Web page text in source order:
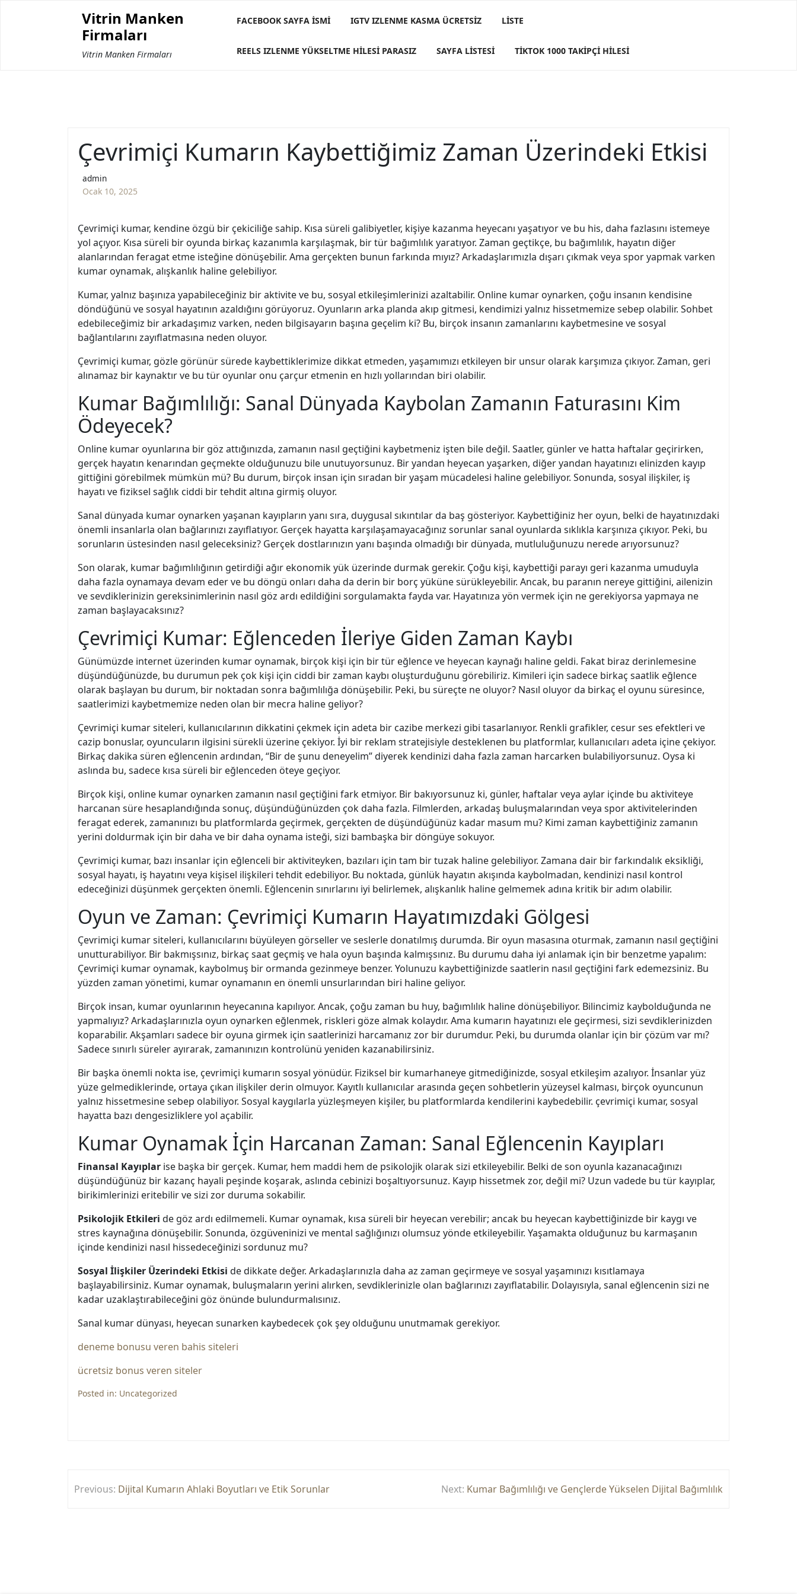
Vitrin Manken
Firmaları
Vitrin Manken Firmaları
FACEBOOK SAYFA İSMI IGTV IZLENME KASMA ÜCRETSIZ LISTE
REELS IZLENME YÜKSELTME HILESI PARASIZ SAYFA LISTESI TIKTOK 1000 TAKIPÇI HILESI
Çevrimiçi Kumarın Kaybettiğimiz Zaman Üzerindeki Etkisi
admin
Ocak 10, 2025
Çevrimiçi kumar, kendine özgü bir çekiciliğe sahip. Kısa süreli galibiyetler, kişiye kazanma heyecanı yaşatıyor ve bu his, daha fazlasını istemeye
yol açıyor. Kısa süreli bir oyunda birkaç kazanımla karşılaşmak, bir tür bağımlılık yaratıyor. Zaman geçtikçe, bu bağımlılık, hayatın diğer
alanlarından feragat etme isteğine dönüşebilir. Ama gerçekten bunun farkında mıyız? Arkadaşlarımızla dışarı çıkmak veya spor yapmak varken
kumar oynamak, alışkanlık haline gelebiliyor.
Kumar, yalnız başınıza yapabileceğiniz bir aktivite ve bu, sosyal etkileşimlerinizi azaltabilir. Online kumar oynarken, çoğu insanın kendisine
döndüğünü ve sosyal hayatının azaldığını görüyoruz. Oyunların arka planda akıp gitmesi, kendimizi yalnız hissetmemize sebep olabilir. Sohbet
edebileceğimiz bir arkadaşımız varken, neden bilgisayarın başına geçelim ki? Bu, birçok insanın zamanlarını kaybetmesine ve sosyal
bağlantılarını zayıflatmasına neden oluyor.
Çevrimiçi kumar, gözle görünür sürede kaybettiklerimize dikkat etmeden, yaşamımızı etkileyen bir unsur olarak karşımıza çıkıyor. Zaman, geri
alınamaz bir kaynaktır ve bu tür oyunlar onu çarçur etmenin en hızlı yollarından biri olabilir.
Kumar Bağımlılığı: Sanal Dünyada Kaybolan Zamanın Faturasını Kim
Ödeyecek?
Online kumar oyunlarına bir göz attığınızda, zamanın nasıl geçtiğini kaybetmeniz işten bile değil. Saatler, günler ve hatta haftalar geçirirken,
gerçek hayatın kenarından geçmekte olduğunuzu bile unutuyorsunuz. Bir yandan heyecan yaşarken, diğer yandan hayatınızı elinizden kayıp
gittiğini görebilmek mümkün mü? Bu durum, birçok insan için sıradan bir yaşam mücadelesi haline gelebiliyor. Sonunda, sosyal ilişkiler, iş
hayatı ve fiziksel sağlık ciddi bir tehdit altına girmiş oluyor.
Sanal dünyada kumar oynarken yaşanan kayıpların yanı sıra, duygusal sıkıntılar da baş gösteriyor. Kaybettiğiniz her oyun, belki de hayatınızdaki
önemli insanlarla olan bağlarınızı zayıflatıyor. Gerçek hayatta karşılaşamayacağınız sorunlar sanal oyunlarda sıklıkla karşınıza çıkıyor. Peki, bu
sorunların üstesinden nasıl geleceksiniz? Gerçek dostlarınızın yanı başında olmadığı bir dünyada, mutluluğunuzu nerede arıyorsunuz?
Son olarak, kumar bağımlılığının getirdiği ağır ekonomik yük üzerinde durmak gerekir. Çoğu kişi, kaybettiği parayı geri kazanma umuduyla
daha fazla oynamaya devam eder ve bu döngü onları daha da derin bir borç yüküne sürükleyebilir. Ancak, bu paranın nereye gittiğini, ailenizin
ve sevdiklerinizin gereksinimlerinin nasıl göz ardı edildiğini sorgulamakta fayda var. Hayatınıza yön vermek için ne gerekiyorsa yapmaya ne
zaman başlayacaksınız?
Çevrimiçi Kumar: Eğlenceden İleriye Giden Zaman Kaybı
Günümüzde internet üzerinden kumar oynamak, birçok kişi için bir tür eğlence ve heyecan kaynağı haline geldi. Fakat biraz derinlemesine
düşündüğünüzde, bu durumun pek çok kişi için ciddi bir zaman kaybı oluşturduğunu görebiliriz. Kimileri için sadece birkaç saatlik eğlence
olarak başlayan bu durum, bir noktadan sonra bağımlılığa dönüşebilir. Peki, bu süreçte ne oluyor? Nasıl oluyor da birkaç el oyunu süresince,
saatlerimizi kaybetmemize neden olan bir mecra haline geliyor?
Çevrimiçi kumar siteleri, kullanıcılarının dikkatini çekmek için adeta bir cazibe merkezi gibi tasarlanıyor. Renkli grafikler, cesur ses efektleri ve
cazip bonuslar, oyuncuların ilgisini sürekli üzerine çekiyor. İyi bir reklam stratejisiyle desteklenen bu platformlar, kullanıcıları adeta içine çekiyor.
Birkaç dakika süren eğlencenin ardından, “Bir de şunu deneyelim” diyerek kendinizi daha fazla zaman harcarken bulabiliyorsunuz. Oysa ki
aslında bu, sadece kısa süreli bir eğlenceden öteye geçiyor.
Birçok kişi, online kumar oynarken zamanın nasıl geçtiğini fark etmiyor. Bir bakıyorsunuz ki, günler, haftalar veya aylar içinde bu aktiviteye
harcanan süre hesaplandığında sonuç, düşündüğünüzden çok daha fazla. Filmlerden, arkadaş buluşmalarından veya spor aktivitelerinden
feragat ederek, zamanınızı bu platformlarda geçirmek, gerçekten de düşündüğünüz kadar masum mu? Kimi zaman kaybettiğiniz zamanın
yerini doldurmak için bir daha ve bir daha oynama isteği, sizi bambaşka bir döngüye sokuyor.
Çevrimiçi kumar, bazı insanlar için eğlenceli bir aktiviteyken, bazıları için tam bir tuzak haline gelebiliyor. Zamana dair bir farkındalık eksikliği,
sosyal hayatı, iş hayatını veya kişisel ilişkileri tehdit edebiliyor. Bu noktada, günlük hayatın akışında kaybolmadan, kendinizi nasıl kontrol
edeceğinizi düşünmek gerçekten önemli. Eğlencenin sınırlarını iyi belirlemek, alışkanlık haline gelmemek adına kritik bir adım olabilir.
Oyun ve Zaman: Çevrimiçi Kumarın Hayatımızdaki Gölgesi
Çevrimiçi kumar siteleri, kullanıcılarını büyüleyen görseller ve seslerle donatılmış durumda. Bir oyun masasına oturmak, zamanın nasıl geçtiğini
unutturabiliyor. Bir bakmışsınız, birkaç saat geçmiş ve hala oyun başında kalmışsınız. Bu durumu daha iyi anlamak için bir benzetme yapalım:
Çevrimiçi kumar oynamak, kaybolmuş bir ormanda gezinmeye benzer. Yolunuzu kaybettiğinizde saatlerin nasıl geçtiğini fark edemezsiniz. Bu
yüzden zaman yönetimi, kumar oynamanın en önemli unsurlarından biri haline geliyor.
Birçok insan, kumar oyunlarının heyecanına kapılıyor. Ancak, çoğu zaman bu huy, bağımlılık haline dönüşebiliyor. Bilincimiz kaybolduğunda ne
yapmalıyız? Arkadaşlarınızla oyun oynarken eğlenmek, riskleri göze almak kolaydır. Ama kumarın hayatınızı ele geçirmesi, sizi sevdiklerinizden
koparabilir. Akşamları sadece bir oyuna girmek için saatlerinizi harcamanız zor bir durumdur. Peki, bu durumda olanlar için bir çözüm var mı?
Sadece sınırlı süreler ayırarak, zamanınızın kontrolünü yeniden kazanabilirsiniz.
Bir başka önemli nokta ise, çevrimiçi kumarın sosyal yönüdür. Fiziksel bir kumarhaneye gitmediğinizde, sosyal etkileşim azalıyor. İnsanlar yüz
yüze gelmediklerinde, ortaya çıkan ilişkiler derin olmuyor. Kayıtlı kullanıcılar arasında geçen sohbetlerin yüzeysel kalması, birçok oyuncunun
yalnız hissetmesine sebep olabiliyor. Sosyal kaygılarla yüzleşmeyen kişiler, bu platformlarda kendilerini kaybedebilir. çevrimiçi kumar, sosyal
hayatta bazı dengesizliklere yol açabilir.
Kumar Oynamak İçin Harcanan Zaman: Sanal Eğlencenin Kayıpları
Finansal Kayıplar ise başka bir gerçek. Kumar, hem maddi hem de psikolojik olarak sizi etkileyebilir. Belki de son oyunla kazanacağınızı
düşündüğünüz bir kazanç hayali peşinde koşarak, aslında cebinizi boşaltıyorsunuz. Kayıp hissetmek zor, değil mi? Uzun vadede bu tür kayıplar,
birikimlerinizi eritebilir ve sizi zor duruma sokabilir.
Psikolojik Etkileri de göz ardı edilmemeli. Kumar oynamak, kısa süreli bir heyecan verebilir; ancak bu heyecan kaybettiğinizde bir kaygı ve
stres kaynağına dönüşebilir. Sonunda, özgüveninizi ve mental sağlığınızı olumsuz yönde etkileyebilir. Yaşamakta olduğunuz bu karmaşanın
içinde kendinizi nasıl hissedeceğinizi sordunuz mu?
Sosyal İlişkiler Üzerindeki Etkisi de dikkate değer. Arkadaşlarınızla daha az zaman geçirmeye ve sosyal yaşamınızı kısıtlamaya
başlayabilirsiniz. Kumar oynamak, buluşmaların yerini alırken, sevdiklerinizle olan bağlarınızı zayıflatabilir. Dolayısıyla, sanal eğlencenin sizi ne
kadar uzaklaştırabileceğini göz önünde bulundurmalısınız.
Sanal kumar dünyası, heyecan sunarken kaybedecek çok şey olduğunu unutmamak gerekiyor.
deneme bonusu veren bahis siteleri
ücretsiz bonus veren siteler
Posted in: Uncategorized
Yazı
gezinmesi
Previous: Dijital Kumarın Ahlaki Boyutları ve Etik Sorunlar Next: Kumar Bağımlılığı ve Gençlerde Yükselen Dijital Bağımlılık